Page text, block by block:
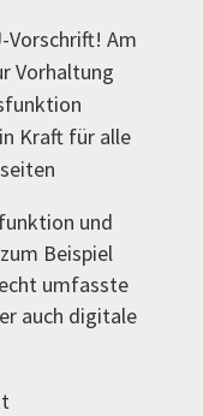
Vorschrift! Am
Vorhaltung
Kraft für alle
und
Beispiel
umfasste
auch digitale